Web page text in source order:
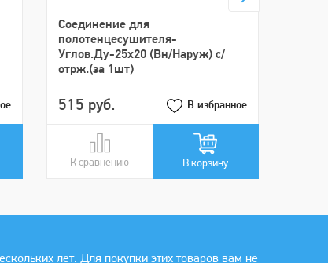
Cоединение для
полотенцесушителя-
Углов.Ду-25х20 (Вн/Наруж) с/
отрж.(за 1шт)
515 руб. В избранное
К сравнению
В сравнении В корзину
лет. Для покупки этих товаров вам не